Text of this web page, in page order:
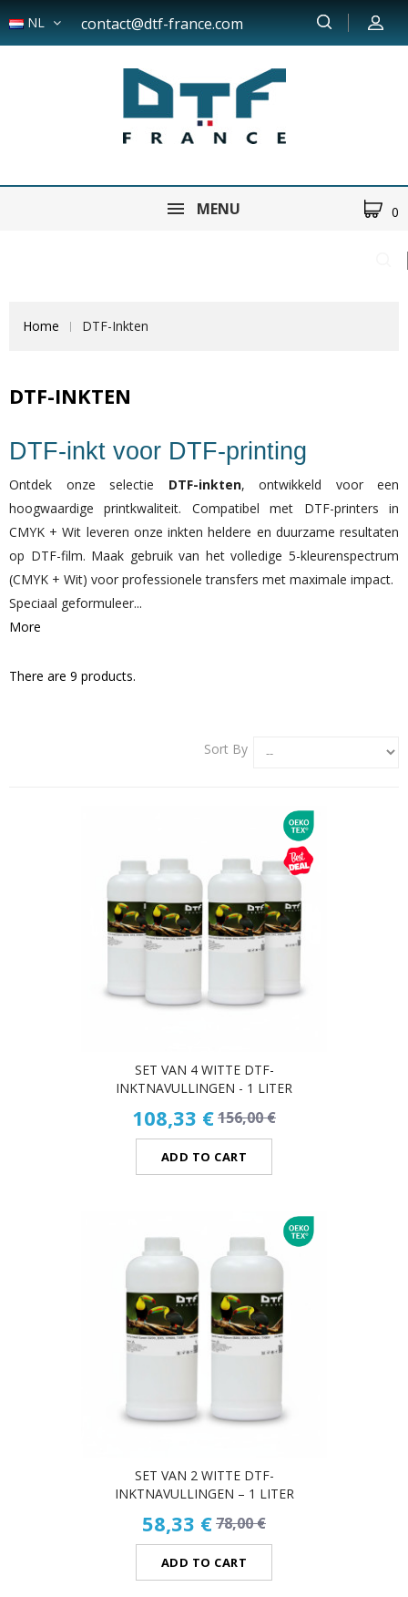
NL contact@dtf-france.com
MENU 0
Home DTF-Inkten
DTF-INKTEN
DTF-inkt voor DTF-printing
Ontdek onze selectie DTF-inkten, ontwikkeld voor een
hoogwaardige printkwaliteit. Compatibel met DTF-printers in
CMYK + Wit leveren onze inkten heldere en duurzame resultaten
op DTF-film. Maak gebruik van het volledige 5-kleurenspectrum
(CMYK + Wit) voor professionele transfers met maximale impact.
Speciaal geformuleer...
More
There are 9 products.
Sort By
SET VAN 4 WITTE DTF-
INKTNAVULLINGEN - 1 LITER
108,33 €156,00 €
ADD TO CART
SET VAN 2 WITTE DTF-
INKTNAVULLINGEN – 1 LITER
58,33 €78,00 €
ADD TO CART